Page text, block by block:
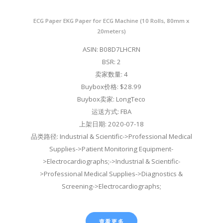
ECG Paper EKG Paper for ECG Machine (10 Rolls, 80mm x
20meters)
ASIN: B08D7LHCRN
BSR: 2
卖家数量: 4
Buybox价格: $28.99
Buybox卖家: LongTeco
运送方式: FBA
上架日期: 2020-07-18
品类路径: Industrial & Scientific->Professional Medical
Supplies->Patient Monitoring Equipment-
>Electrocardiographs;->Industrial & Scientific-
>Professional Medical Supplies->Diagnostics &
Screening->Electrocardiographs;
查看更多